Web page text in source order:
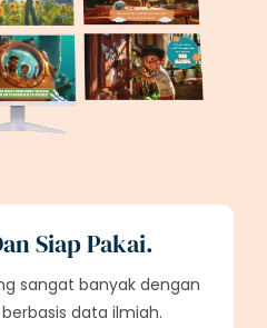
Siap Pakai.
sangat banyak dengan
data ilmiah.